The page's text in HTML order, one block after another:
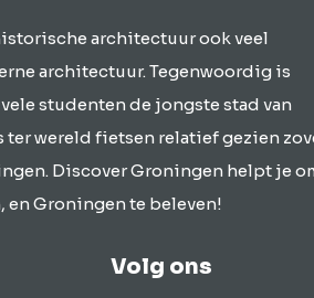
architectuur ook veel
architectuur. Tegenwoordig is
studenten de jongste stad van
ter wereld fietsen relatief gezien
Discover Groningen helpt je
en Groningen te beleven!
Volg ons